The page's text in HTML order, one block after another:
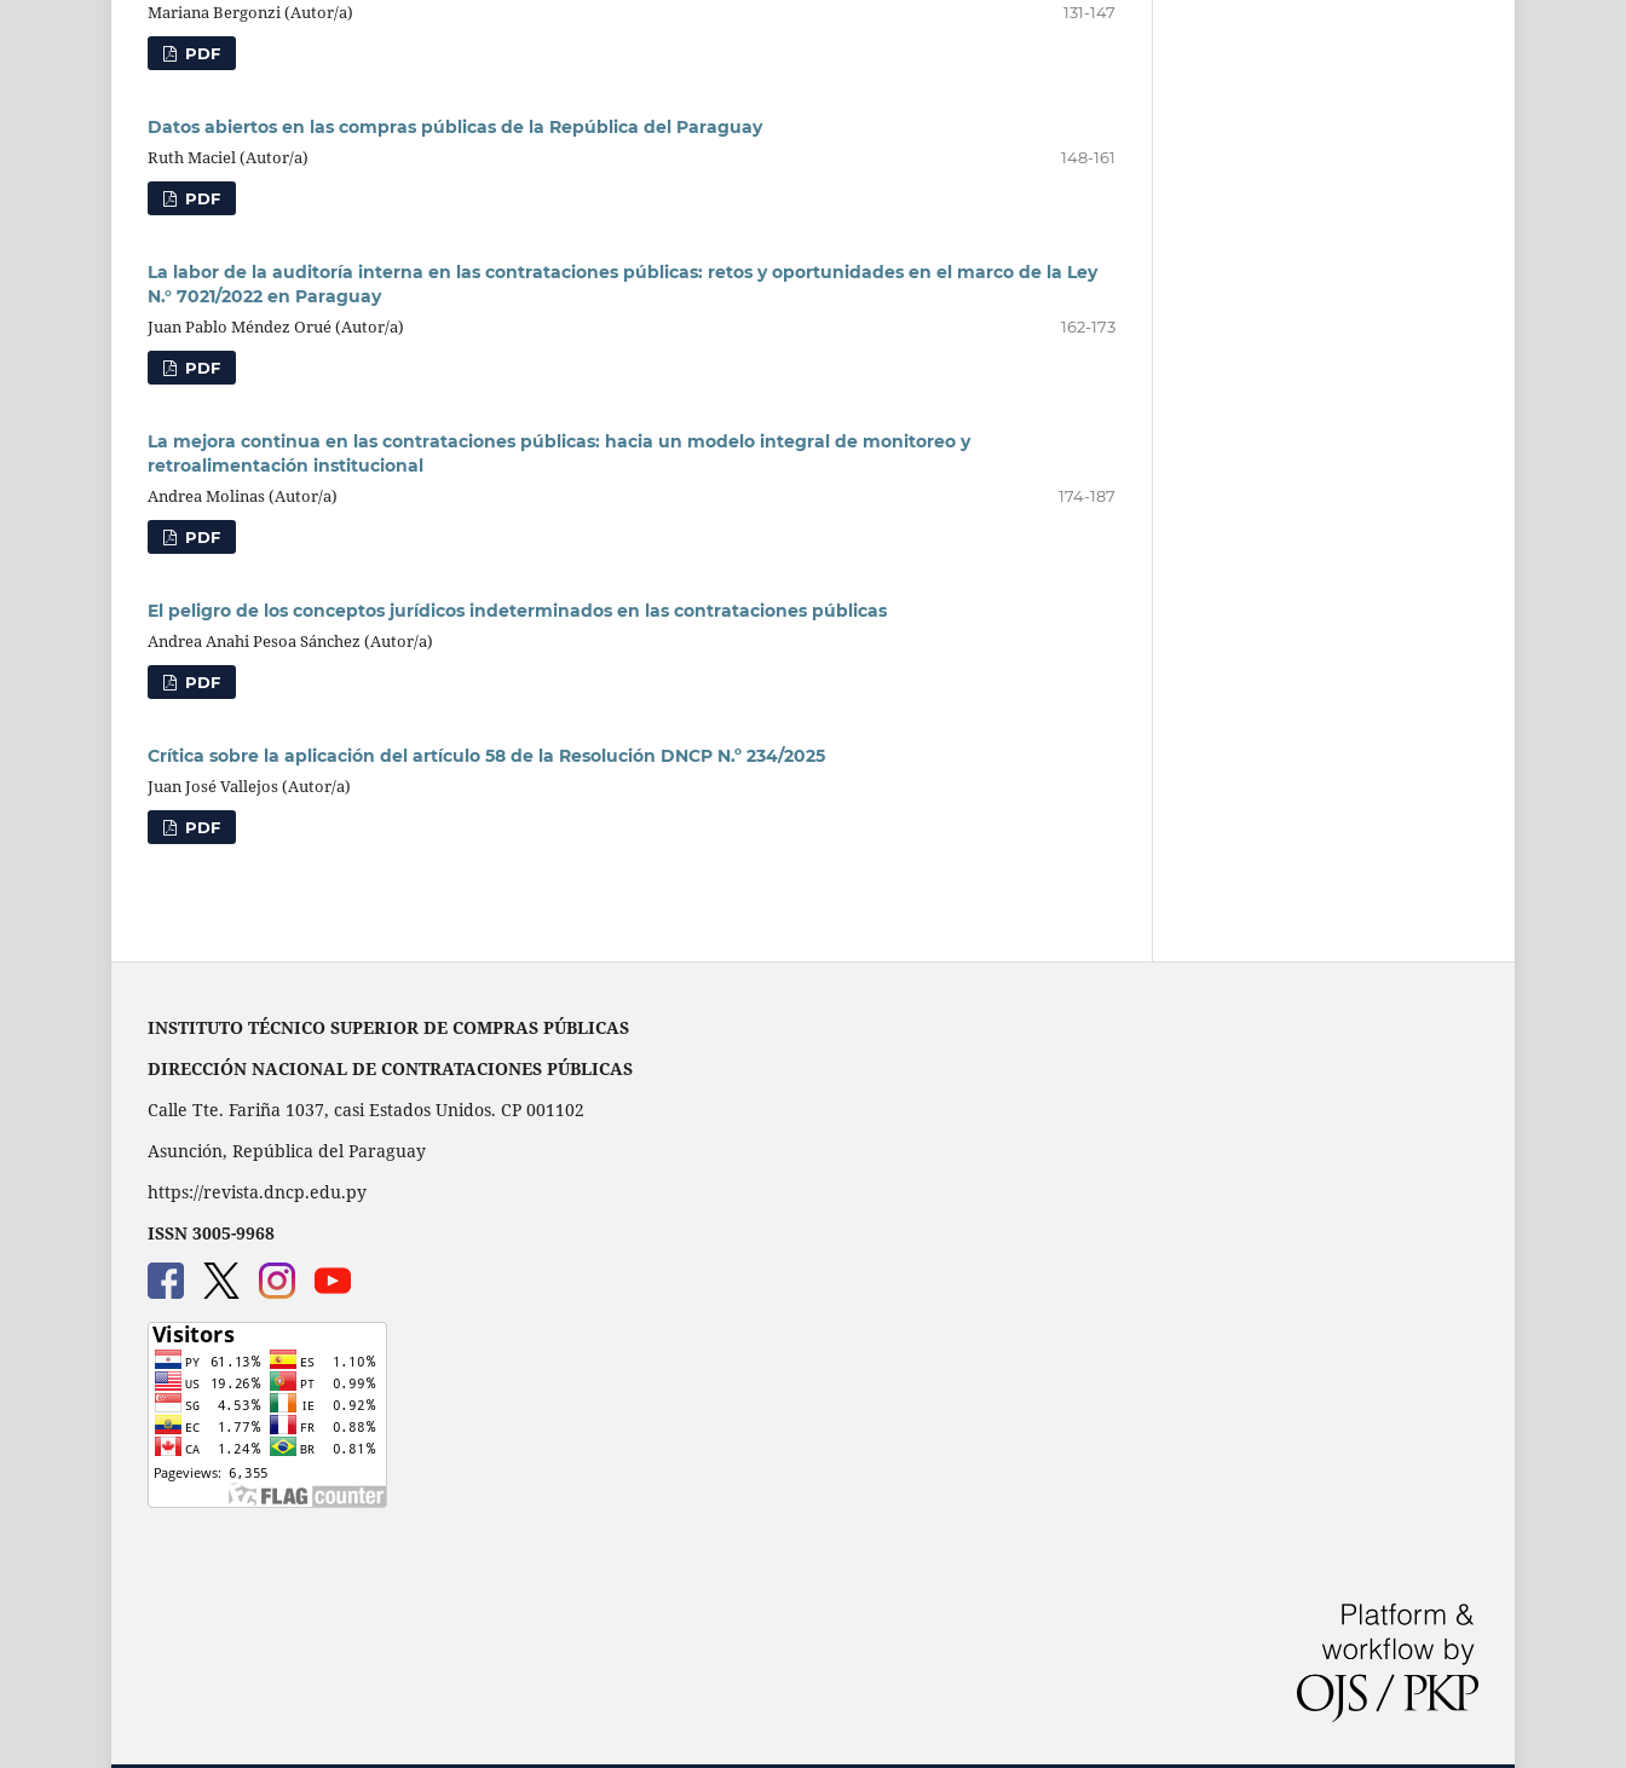
Mariana Bergonzi (Autor/a)
131-147
PDF
Datos abiertos en las compras públicas de la República del Paraguay
Ruth Maciel (Autor/a)
148-161
PDF
La labor de la auditoría interna en las contrataciones públicas: retos y oportunidades en el marco de la Ley
N.° 7021/2022 en Paraguay
Juan Pablo Méndez Orué (Autor/a)
162-173
PDF
La mejora continua en las contrataciones públicas: hacia un modelo integral de monitoreo y
retroalimentación institucional
Andrea Molinas (Autor/a)
174-187
PDF
El peligro de los conceptos jurídicos indeterminados en las contrataciones públicas
Andrea Anahi Pesoa Sánchez (Autor/a)
PDF
Crítica sobre la aplicación del artículo 58 de la Resolución DNCP N.º 234/2025
Juan José Vallejos (Autor/a)
PDF
INSTITUTO TÉCNICO SUPERIOR DE COMPRAS PÚBLICAS
DIRECCIÓN NACIONAL DE CONTRATACIONES PÚBLICAS
Calle Tte. Fariña 1037, casi Estados Unidos. CP 001102
Asunción, República del Paraguay
https://revista.dncp.edu.py
ISSN 3005-9968